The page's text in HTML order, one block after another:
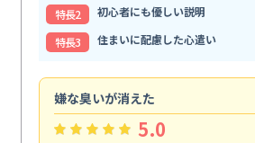
特⻑2
初心者にも優しい説明
特⻑3
住まいに配慮した心遣い
嫌な臭いが消えた
5.0